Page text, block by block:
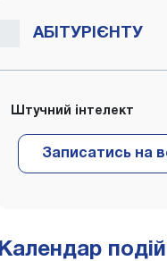
АБІТУРІЄНТУ
Штучний інтелект
Календар подій